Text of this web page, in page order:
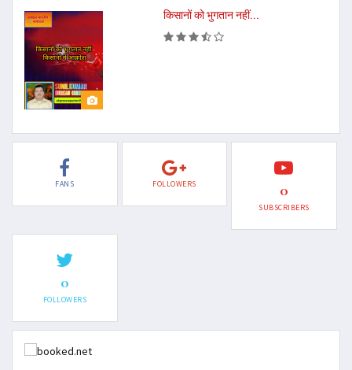
किसानों को भुगतान नहीं...
FANS FOLLOWERS 0
SUBSCRIBERS
0
FOLLOWERS